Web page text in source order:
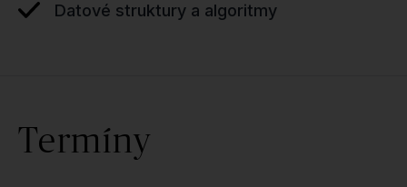
Datové struktury a algoritmy
Termíny